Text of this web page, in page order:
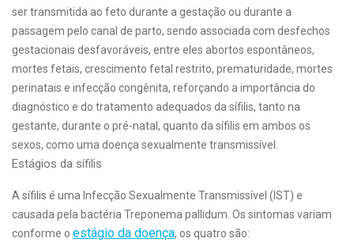
ser transmitida ao feto durante a gestação ou durante a
passagem pelo canal de parto, sendo associada com desfechos
gestacionais desfavoráveis, entre eles abortos espontâneos,
mortes fetais, crescimento fetal restrito, prematuridade, mortes
perinatais e infecção congênita, reforçando a importância do
diagnóstico e do tratamento adequados da sífilis, tanto na
gestante, durante o pré-natal, quanto da sífilis em ambos os
sexos, como uma doença sexualmente transmissível.
Estágios da sífilis
A sífilis é uma Infecção Sexualmente Transmissível (IST) e
causada pela bactéria Treponema pallidum. Os sintomas variam
conforme o estágio da doença, os quatro são: